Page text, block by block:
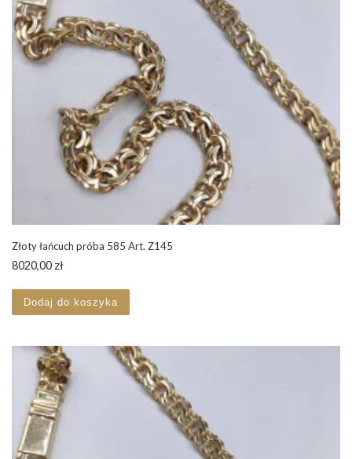
Złoty łańcuch próba 585 Art. Z145
8020,00 zł
Dodaj do koszyka